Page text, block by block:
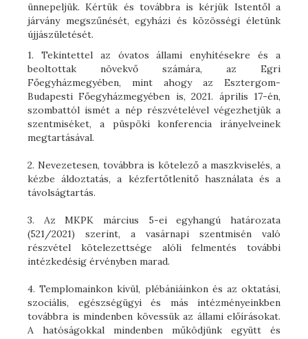
ünnepeljük. Kértük és továbbra is kérjük Istentől a
járvány megszűnését, egyházi és közösségi életünk
újjászületését.
1. Tekintettel az óvatos állami enyhítésekre és a
beoltottak növekvő számára, az Egri
Főegyházmegyében, mint ahogy az Esztergom-
Budapesti Főegyházmegyében is, 2021. április 17-én,
szombattól ismét a nép részvételével végezhetjük a
szentmiséket, a püspöki konferencia irányelveinek
megtartásával.
2. Nevezetesen, továbbra is kötelező a maszkviselés, a
kézbe áldoztatás, a kézfertőtlenítő használata és a
távolságtartás.
3. Az MKPK március 5-ei egyhangú határozata
(521/2021) szerint, a vasárnapi szentmisén való
részvétel kötelezettsége alóli felmentés további
intézkedésig érvényben marad.
4. Templomainkon kívül, plébániáinkon és az oktatási,
szociális, egészségügyi és más intézményeinkben
továbbra is mindenben kövessük az állami előírásokat.
A hatóságokkal mindenben működjünk együtt és